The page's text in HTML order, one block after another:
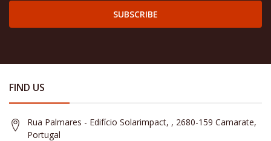
SUBSCRIBE
FIND US
Rua Palmares - Edifício Solarimpact, , 2680-159 Camarate,
Portugal